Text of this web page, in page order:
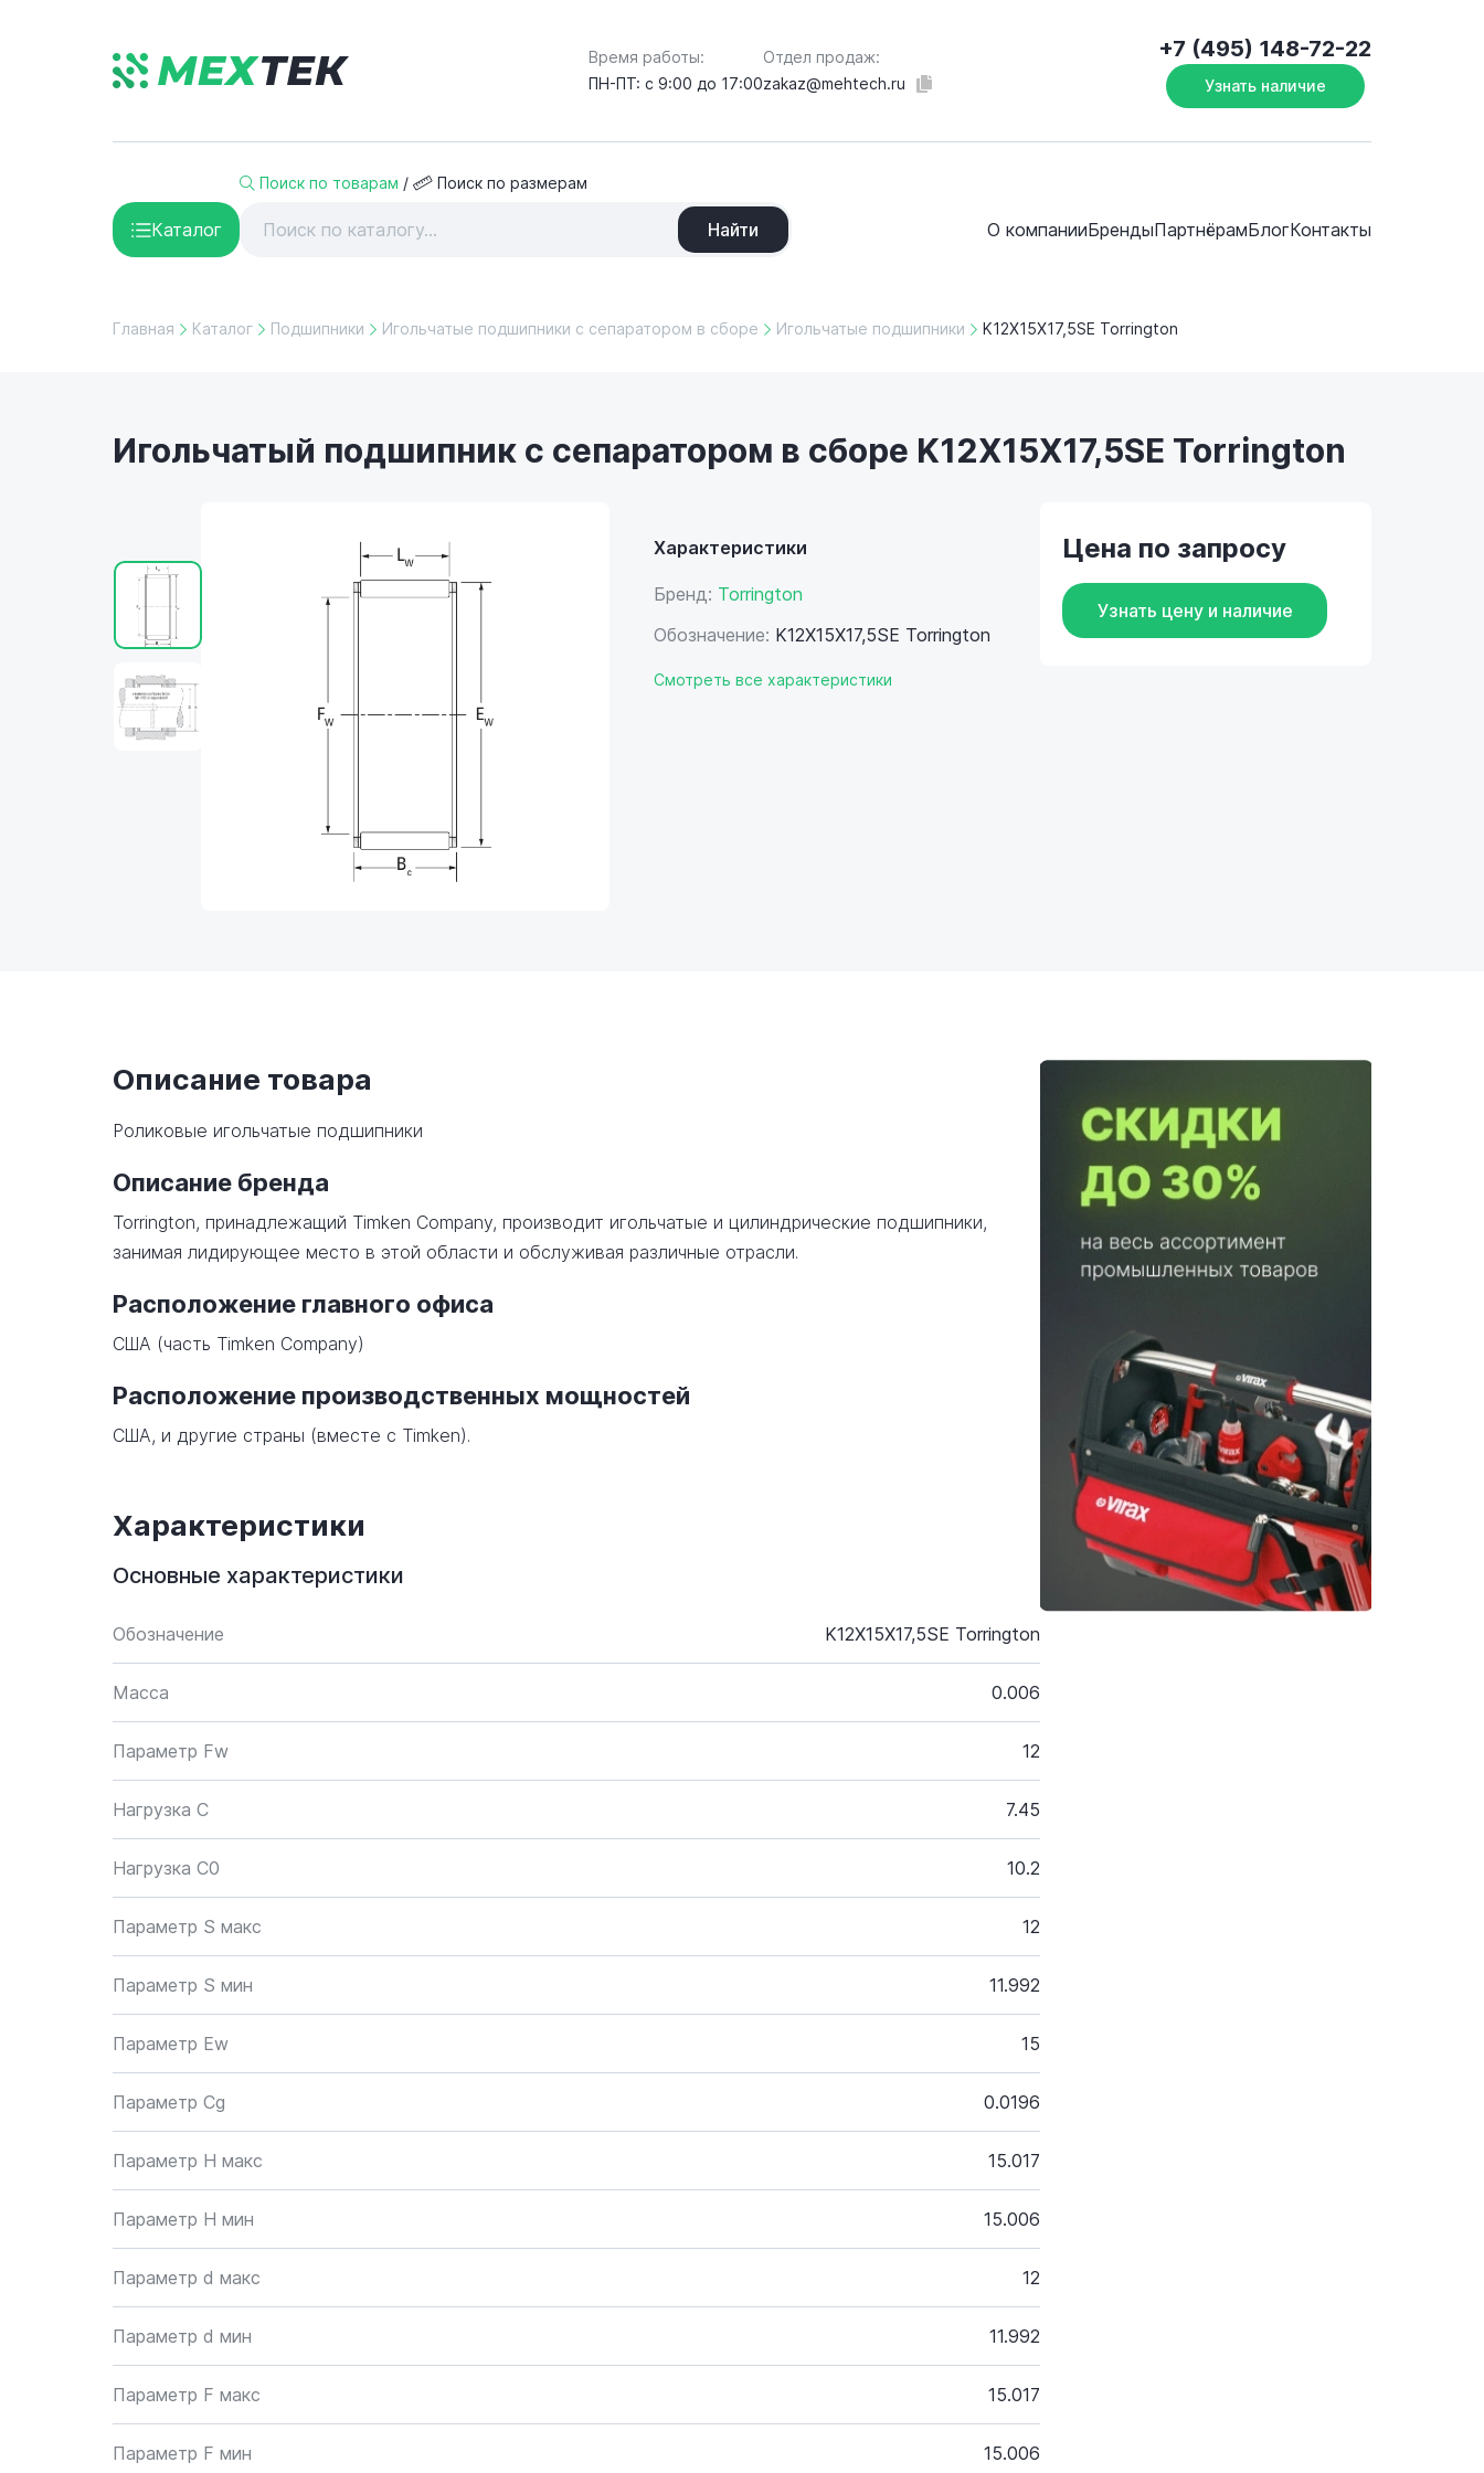
Время работы:
ПН-ПТ: с 9:00 до 17:00
Отдел продаж:
zakaz@mehtech.ru
+7 (495) 148-72-22
Узнать наличие
Каталог
Поиск по товарам / Поиск по размерам
Найти О компанииБрендыПартнёрамБлогКонтакты
Главная Каталог Подшипники Игольчатые подшипники с сепаратором в сборе Игольчатые подшипники K12X15X17,5SE Torrington
Игольчатый подшипник с сепаратором в сборе K12X15X17,5SE Torrington
Характеристики
Бренд: Torrington
Обозначение: K12X15X17,5SE Torrington
Смотреть все характеристики
Цена по запросу
Узнать цену и наличие
Описание товара
Роликовые игольчатые подшипники
Описание бренда
Torrington, принадлежащий Timken Company, производит игольчатые и цилиндрические подшипники,
занимая лидирующее место в этой области и обслуживая различные отрасли.
Расположение главного офиса
США (часть Timken Company)
Расположение производственных мощностей
США, и другие страны (вместе с Timken).
Характеристики
Основные характеристики
Обозначение K12X15X17,5SE Torrington
Масса 0.006
Параметр Fw 12
Нагрузка C 7.45
Нагрузка C0 10.2
Параметр S макс 12
Параметр S мин 11.992
Параметр Ew 15
Параметр Cg 0.0196
Параметр H макс 15.017
Параметр H мин 15.006
Параметр d макс 12
Параметр d мин 11.992
Параметр F макс 15.017
Параметр F мин 15.006